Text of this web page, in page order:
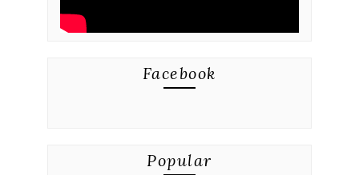
Facebook
Popular